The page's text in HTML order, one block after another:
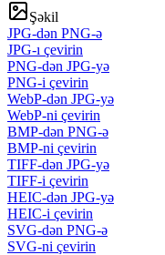
Şəkil
JPG-dən PNG-ə
JPG-ı çevirin
PNG-dən JPG-yə
PNG-i çevirin
WebP-dən JPG-yə
WebP-ni çevirin
BMP-dən PNG-ə
BMP-ni çevirin
TIFF-dən JPG-yə
TIFF-i çevirin
HEIC-dən JPG-yə
HEIC-i çevirin
SVG-dən PNG-ə
SVG-ni çevirin